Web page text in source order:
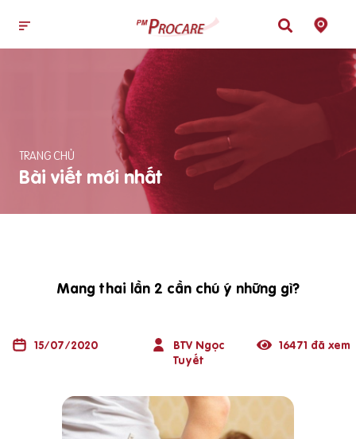
TRANG CHỦ
Bài viết mới nhất
Mang thai lần 2 cần chú ý những gì?
15/07/2020
BTV Ngọc
Tuyết
16471 đã xem